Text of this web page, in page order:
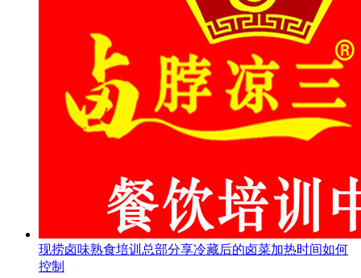
现捞卤味熟食培训总部分享冷藏后的卤菜加热时间如何
控制